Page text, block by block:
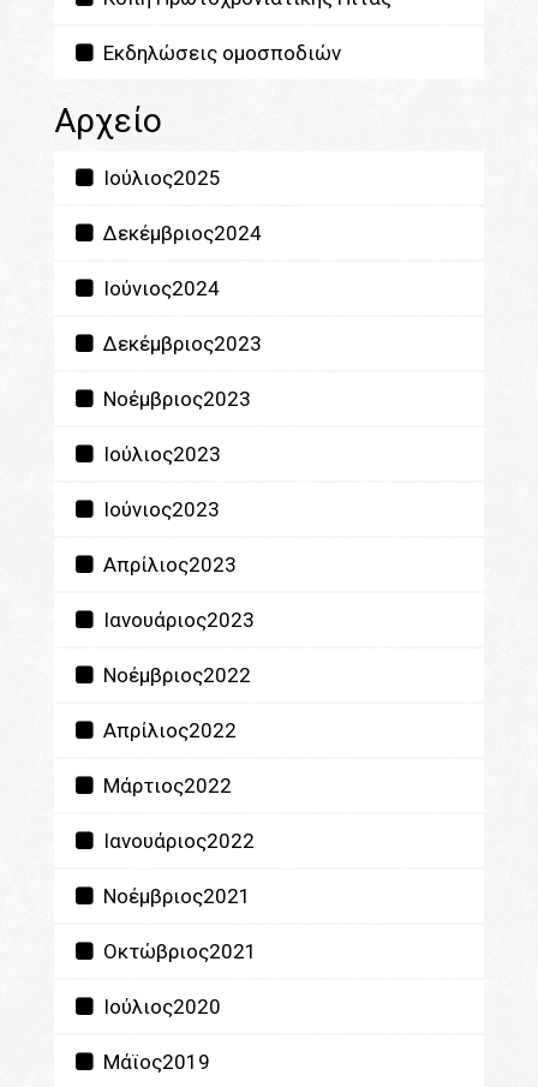
Εκδηλώσεις ομοσποδιών
Αρχείο
Ιούλιος2025
Δεκέμβριος2024
Ιούνιος2024
Δεκέμβριος2023
Νοέμβριος2023
Ιούλιος2023
Ιούνιος2023
Απρίλιος2023
Ιανουάριος2023
Νοέμβριος2022
Απρίλιος2022
Μάρτιος2022
Ιανουάριος2022
Νοέμβριος2021
Οκτώβριος2021
Ιούλιος2020
Μάϊος2019